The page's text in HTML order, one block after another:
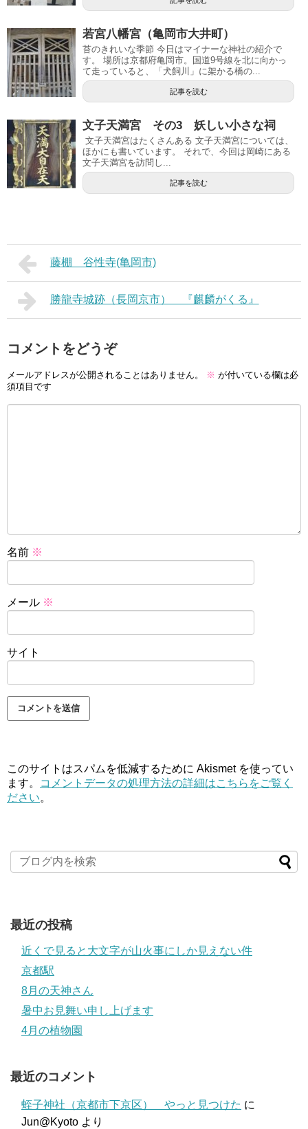
若宮八幡宮（亀岡市大井町）
苔のきれいな季節 今日はマイナーな神社の紹介で
す。 場所は京都府亀岡市。国道9号線を北に向かっ
て走っていると、「犬飼川」に架かる橋の...
記事を読む
文子天満宮 その3 妖しい小さな祠
文子天満宮はたくさんある 文子天満宮については、
ほかにも書いています。 それで、今回は岡崎にある
文子天満宮を訪問し...
記事を読む
藤棚 谷性寺(亀岡市)
勝龍寺城跡（長岡京市） 『麒麟がくる』
コメントをどうぞ
メールアドレスが公開されることはありません。 ※ が付いている欄は必
須項目です
名前 ※
メール ※
サイト
このサイトはスパムを低減するために Akismet を使ってい
ます。
コメントデータの処理方法の詳細はこちらをご覧く
ださい。
最近の投稿
近くで見ると大文字が山火事にしか見えない件
京都駅
8月の天神さん
暑中お見舞い申し上げます
4月の植物園
最近のコメント
蛭子神社（京都市下京区） やっと見つけた に
Jun@Kyoto より